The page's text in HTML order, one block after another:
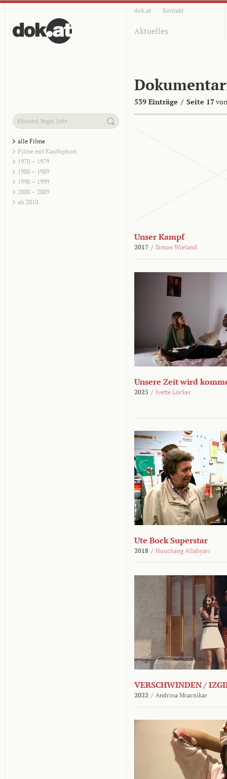
dok.at Kontakt
Aktuelles
539 Einträge / Seite 17
alle Filme
Filme mit Kaufoption
1970 – 1979
1980 – 1989
1990 – 1999
2000 – 2009
ab 2010
Unser Kampf
2017 / Simon Wieland
Unsere Zeit wird
2025 / Ivette Löcker
Ute Bock Superstar
2018 / Houchang Allahyari
VERSCHWINDEN /
2022 / Andrina Mracnikar